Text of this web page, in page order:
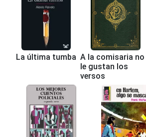
La última tumba A la comisaria no
le gustan los
versos